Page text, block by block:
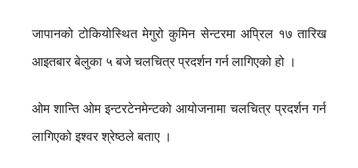
जापानको टोकियोस्थित मेगुरो कुमिन सेन्टरमा अप्रिल १७ तारिख
आइतबार बेलुका ५ बजे चलचित्र प्रदर्शन गर्न लागिएको हो ।
ओम शान्ति ओम इन्टरटेनमेन्टको आयोजनामा चलचित्र प्रदर्शन गर्न
लागिएको इश्वर श्रेष्ठले बताए ।